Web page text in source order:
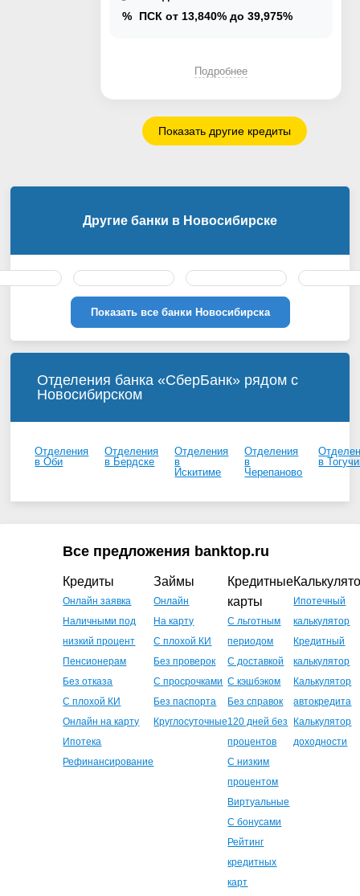
%
ПСК от 13,840% до 39,975%
Взять кредит
Подробнее
Показать другие кредиты
Другие банки в Новосибирске
Показать все банки Новосибирска
Отделения банка «СберБанк» рядом с
Новосибирском
Отделения
в Оби
Отделения
в Бердске
Отделения
в
Искитиме
Отделения
в
Черепаново
в
Все предложения banktop.ru
Кредиты
Онлайн заявка
Наличными под
низкий процент
Пенсионерам
Без отказа
С плохой КИ
Онлайн на карту
Ипотека
Рефинансирование
Займы
Онлайн
На карту
С плохой КИ
Без проверок
С просрочками
Без паспорта
Круглосуточные
Кредитные
карты
С льготным
периодом
С доставкой
С кэшбэком
Без справок
120 дней без
процентов
С низким
процентом
Виртуальные
С бонусами
Рейтинг
кредитных
карт
Ипотечный
калькулятор
Кредитный
калькулятор
Калькулятор
автокредита
Калькулятор
доходности